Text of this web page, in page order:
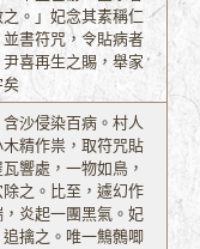
。」妃念其素稱仁
書符咒，令貼病者
喜再生之賜，舉家
矣
沙侵染百病。村人
精作祟，取符咒貼
響處，一物如鳥，
之。比至，遽幻作
炎起一團黑氣。妃
擒之。唯一鷦鷯唧